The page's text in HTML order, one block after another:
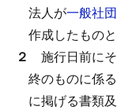
法人が一般社
作成したものと
２ 施行日前に
終のものに係
に掲げる書類